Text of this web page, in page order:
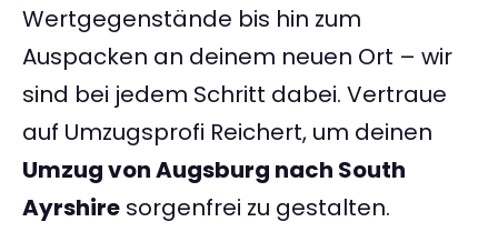
Wertgegenstände bis hin zum
Auspacken an deinem neuen Ort – wir
sind bei jedem Schritt dabei. Vertraue
auf Umzugsprofi Reichert, um deinen
Umzug von Augsburg nach South
Ayrshire sorgenfrei zu gestalten.